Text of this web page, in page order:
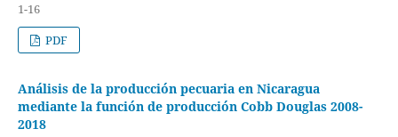
1-16
PDF
Análisis de la producción pecuaria en Nicaragua
mediante la función de producción Cobb Douglas 2008-
2018